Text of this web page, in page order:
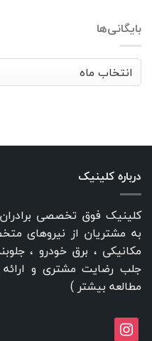
بایگانی‌ها
بایگانی‌ها
درباره کلینیک
کلینیک فوق تخصصی
به مشتریان از نیروهای
مکانیکی ، برق خودرو ،
جلب رضایت مشتری و
مطالعه بیشتر )
instagram